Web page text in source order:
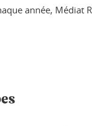
année, Médiat